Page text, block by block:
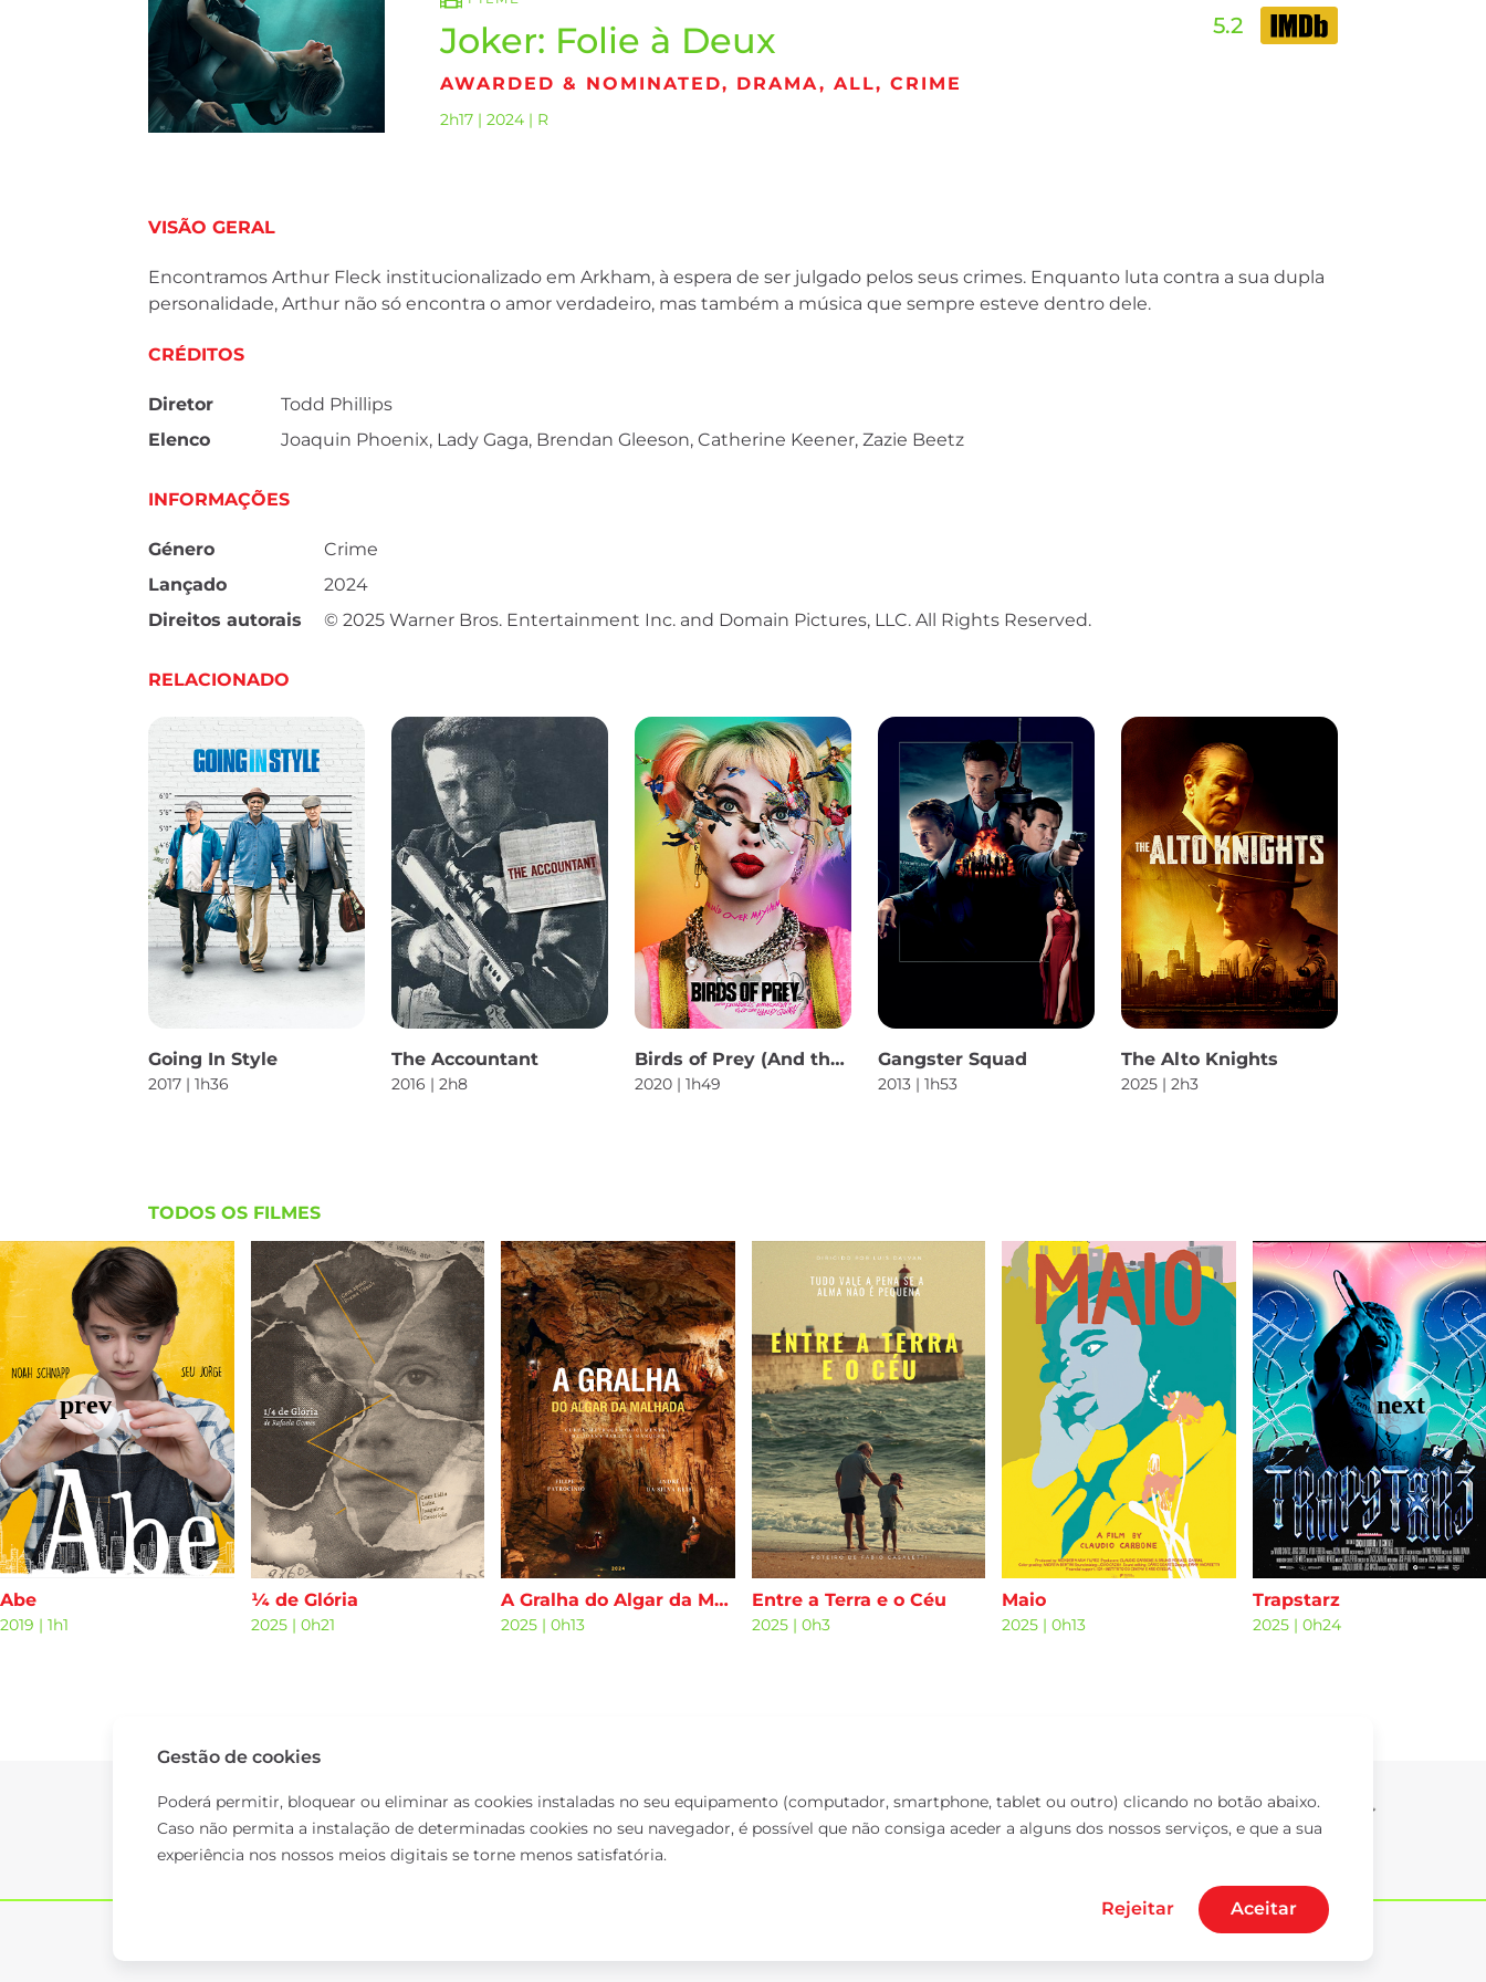
Joker: Folie à Deux
AWARDED & NOMINATED, DRAMA, ALL, CRIME
2h17 | 2024 | R
5.2
VISÃO GERAL
Encontramos Arthur Fleck institucionalizado em Arkham, à espera de ser julgado pelos seus crimes. Enquanto luta contra a sua dupla
personalidade, Arthur não só encontra o amor verdadeiro, mas também a música que sempre esteve dentro dele.
CRÉDITOS
Diretor
Elenco
Todd Phillips
Joaquin Phoenix, Lady Gaga, Brendan Gleeson, Catherine Keener, Zazie Beetz
INFORMAÇÕES
Género
Lançado
Direitos autorais
Crime
2024
© 2025 Warner Bros. Entertainment Inc. and Domain Pictures, LLC. All Rights Reserved.
RELACIONADO
Going In Style
2017 | 1h36
The Accountant
2016 | 2h8
Birds of Prey (And the Fantabulous Emancipation of One Harley Quinn)
2020 | 1h49
Gangster Squad
2013 | 1h53
The Alto Knights
2025 | 2h3
TODOS OS FILMES
Abe
2019 | 1h1
¼ de Glória
2025| 0h21
A Gralha do Algar da Malhada
2025 | 0h13
Entre a Terra e o Céu
2025| 0h3
Maio
2025 | 0h13
Trapstarz
2025| 0h24
Gestão de cookies
Poderá permitir, bloquear ou eliminar as cookies instaladas no seu equipamento (computador, smartphone, tablet ou outro) clicando no botão abaixo.
Caso não permita a instalação de determinadas cookies no seu navegador, é possível que não consiga aceder a alguns dos nossos serviços, e que a sua
experiência nos nossos meios digitais se torne menos satisfatória.
Rejeitar Aceitar